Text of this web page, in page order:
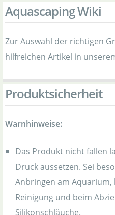
Aquascaping Wiki
Zur Auswahl der richtigen
hilfreichen Artikel in
Produktsicherheit
Warnhinweise:
Das Produkt nicht fallen
Druck aussetzen. Sei
Anbringen am
Reinigung und beim
Silikonschläuche.